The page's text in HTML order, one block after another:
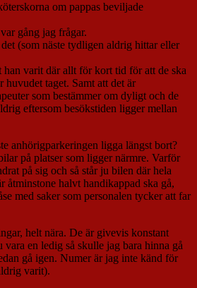
om pappas beviljade
gång jag frågar.
(som näste tydligen aldrig hittar eller
varit där allt för kort tid för att de ska
huvudet taget. Samt att det är
som bestämmer om dyligt och de
eftersom besökstiden ligger mellan
anhörigparkeringen ligga längst bort?
på platser som ligger närmre. Varför
på sig och så står ju bilen där hela
åtminstone halvt handikappad ska gå,
med saker som personalen tycker att far
helt nära. De är givevis konstant
vara en ledig så skulle jag bara hinna gå
gå igen. Numer är jag inte känd för
varit).